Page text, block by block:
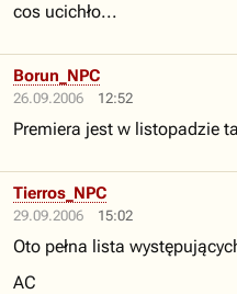
cos ucichło...
26.09.2006 12:52
Borun_NPC
Premiera jest w listopadzie
29.09.2006 15:02
Tierros_NPC
Oto pełna lista
AC